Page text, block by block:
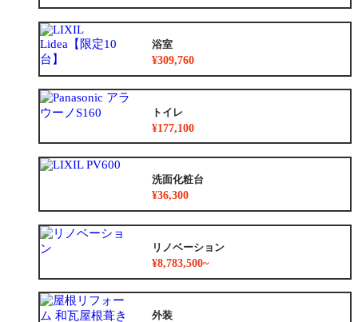
浴室
¥309,760
トイレ
¥177,100
洗面化粧台
¥36,300
リノベーション
¥8,783,500~
外装